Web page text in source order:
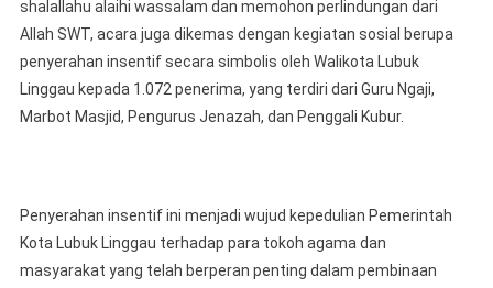
shalallahu alaihi wassalam dan memohon perlindungan dari
Allah SWT, acara juga dikemas dengan kegiatan sosial berupa
penyerahan insentif secara simbolis oleh Walikota Lubuk
Linggau kepada 1.072 penerima, yang terdiri dari Guru Ngaji,
Marbot Masjid, Pengurus Jenazah, dan Penggali Kubur.
Penyerahan insentif ini menjadi wujud kepedulian Pemerintah
Kota Lubuk Linggau terhadap para tokoh agama dan
masyarakat yang telah berperan penting dalam pembinaan